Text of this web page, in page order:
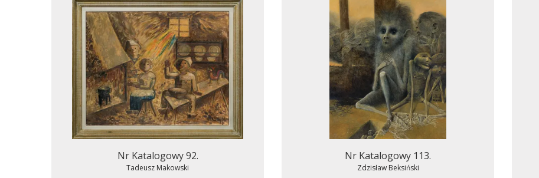
Nr Katalogowy 92.
Tadeusz Makowski
Nr Katalogowy 113.
Zdzisław Beksiński